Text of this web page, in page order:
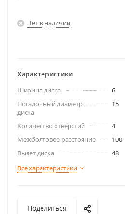
Нет в наличии
Характеристики
Ширина диска
6
Посадочный диаметр
диска
15
Количество отверстий
4
Межболтовое расстояние
100
Вылет диска
48
Все характеристики
Поделиться